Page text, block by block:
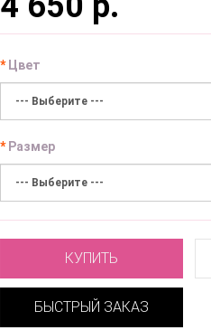
Цвет
Размер
КУПИТЬ
БЫСТРЫЙ ЗАКАЗ